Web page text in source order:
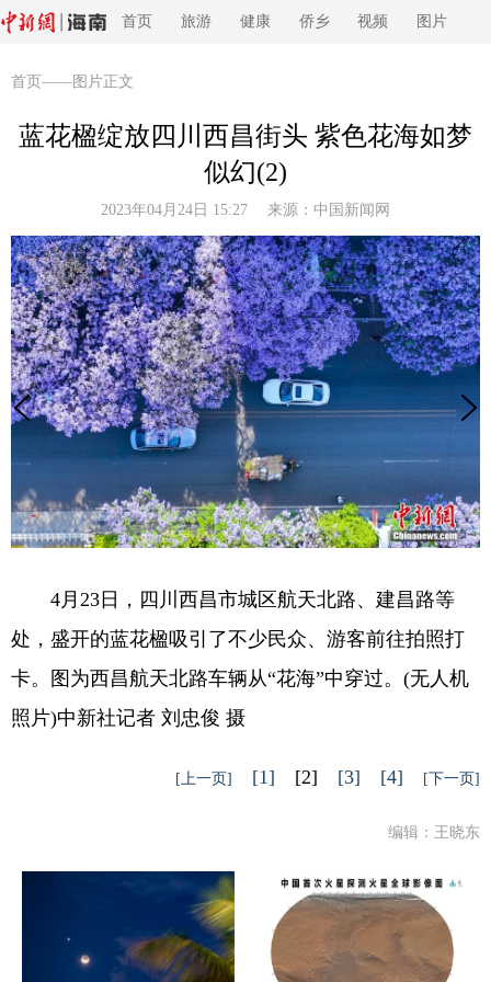
首页 旅游 健康 侨乡 视频 图片
首页 ——图片正文
蓝花楹绽放四川西昌街头 紫色花海如梦
似幻(2)
2023年04月24日 15:27 来源： 中国新闻网
4月23日，四川西昌市城区航天北路、建昌路等
处，盛开的蓝花楹吸引了不少民众、游客前往拍照打
卡。图为西昌航天北路车辆从“花海”中穿过。(无人机
照片)中新社记者 刘忠俊 摄
[上一页] [1] [2] [3] [4] [下一页]
编辑：王晓东